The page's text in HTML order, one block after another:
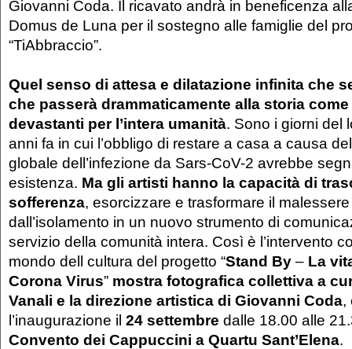
Giovanni Coda. Il ricavato andrà in beneficenza
Domus de Luna per il sostegno alle famiglie del
“TiAbbraccio”.
Quel senso di attesa e dilatazione infinita che
che passerà drammaticamente alla storia
devastanti per l’intera umanità. Sono i giorni del
anni fa in cui l’obbligo di restare a casa a causa
globale dell’infezione da Sars-CoV-2 avrebbe
esistenza. Ma gli artisti hanno la capacità di
sofferenza, esorcizzare e trasformare il
dall’isolamento in un nuovo strumento di
servizio della comunità intera. Così è l’intervento
mondo dell cultura del progetto “Stand By – La
Corona Virus” mostra fotografica collettiva a
Vanali e la direzione artistica di Giovanni Coda,
l’inaugurazione il 24 settembre dalle 18.00 alle
Convento dei Cappuccini a Quartu Sant’Elena.